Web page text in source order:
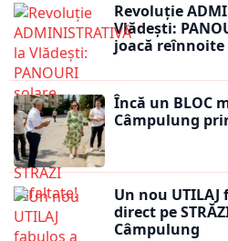
Revoluție
Vlădești:
joacă reînnoite
Încă un BLOC
Câmpulung
Un nou UTILAJ
direct pe
Câmpulung